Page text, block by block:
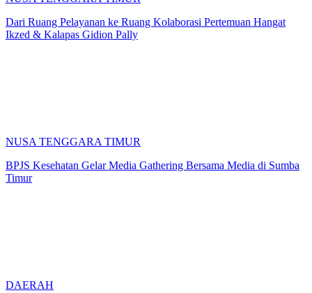
Dari Ruang Pelayanan ke Ruang Kolaborasi Pertemuan Hangat
Ikzed & Kalapas Gidion Pally
NUSA TENGGARA TIMUR
BPJS Kesehatan Gelar Media Gathering Bersama Media di Sumba
Timur
DAERAH